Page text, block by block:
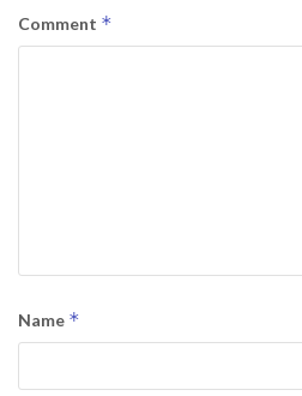
Comment *
Name *